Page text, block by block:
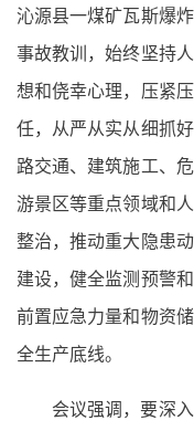
沁源县一煤矿瓦斯爆
事故教训，始终坚持
想和侥幸心理，压紧
任，从严从实从细抓
路交通、建筑施工、
游景区等重点领域和
整治，推动重大隐患
建设，健全监测预警
前置应急力量和物资
全生产底线。
会议强调，要深